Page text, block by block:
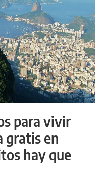
para vivir
gratis en
hay que